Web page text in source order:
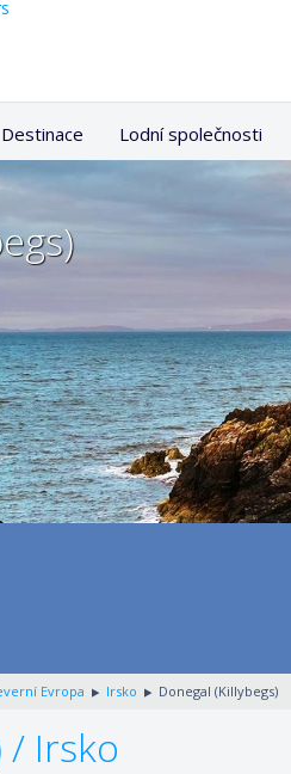
Destinace Lodní společnosti
Evropa Irsko Donegal (Killybegs)
/ Irsko